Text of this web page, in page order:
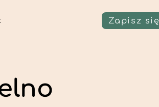
Zapisz się